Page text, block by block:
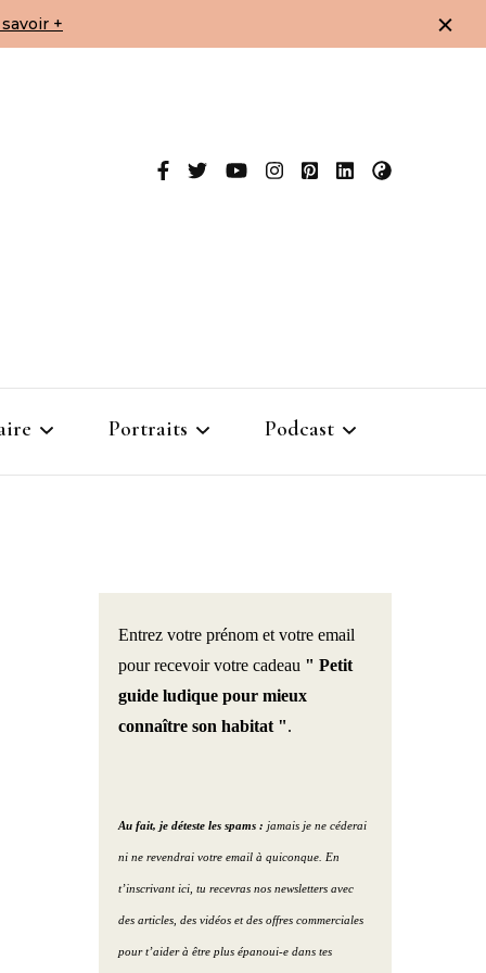
+
Portraits
Julien
Portrait 3 : Le gîte de Lucie
et Daniel
Portrait 5 : L’ hôtel de
Valérie
Portrait 6 : La maison de
Podcast
vie ( Podcast )
Etre serein avec le Linky du
voisin ? ( Podcast )
L’abondance ( Podcast )
5 objets décoratifs pour
activer les zones de vie (
Entrez votre prénom et votre email
pour recevoir votre cadeau " Petit
guide ludique pour mieux
connaître son habitat ".
Au fait, je déteste les spams : jamais je ne céderai
ni ne revendrai votre email à quiconque. En
t’inscrivant ici, tu recevras nos newsletters avec
des articles, des vidéos et des offres commerciales
pour t’aider à être plus épanoui-e dans tes